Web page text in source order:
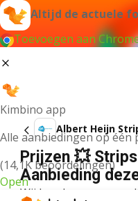
Altijd de actuele
Toevoegen aan
Kimbino app
Alle aanbiedingen op één
(14,1K beoordelingen)
Open
Albert Heijn
Prijzen 💥
Aanbieding
Wij konden geen